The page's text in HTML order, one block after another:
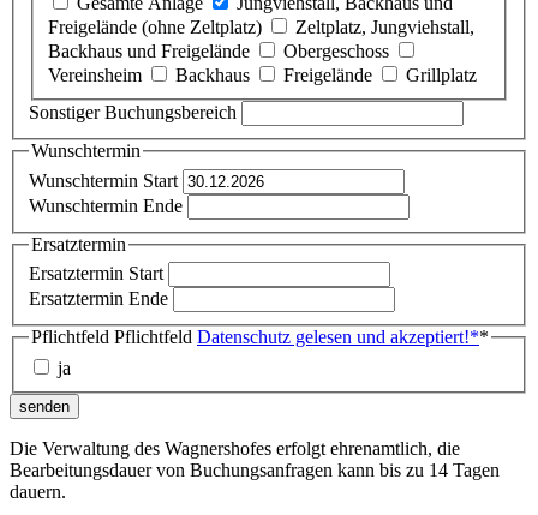
Freigelände (ohne Zeltplatz)
Zeltplatz, Jungviehstall,
Backhaus und Freigelände
Obergeschoss
Vereinsheim
Backhaus Freigelände
Grillplatz
Sonstiger Buchungsbereich
Wunschtermin
Wunschtermin Start
Wunschtermin Ende
Ersatztermin
Ersatztermin Start
Ersatztermin Ende
Pflichtfeld Pflichtfeld Datenschutz gelesen und akzeptiert!**
ja
senden
Die Verwaltung des Wagnershofes erfolgt ehrenamtlich, die
Bearbeitungsdauer von Buchungsanfragen kann bis zu 14 Tagen
dauern.